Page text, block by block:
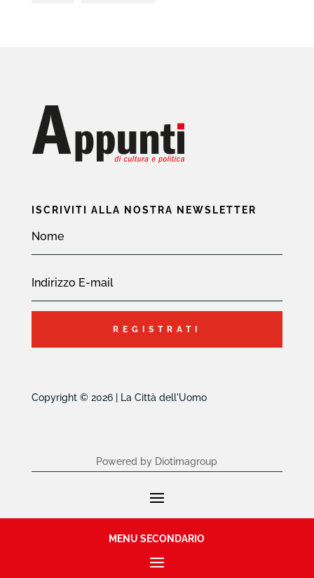
ISCRIVITI ALLA NOSTRA NEWSLETTER
REGISTRATI
Copyright © 2026 | La Città dell'Uomo
Powered by Diotimagroup
MENU SECONDARIO